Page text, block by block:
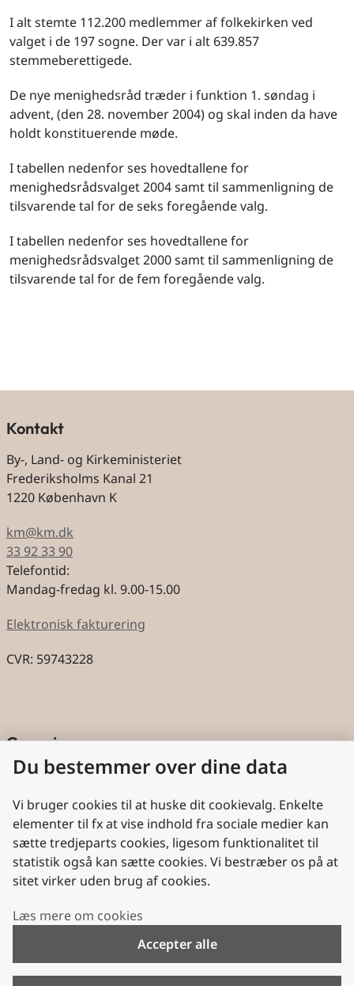
I alt stemte 112.200 medlemmer af folkekirken ved
valget i de 197 sogne. Der var i alt 639.857
stemmeberettigede.
De nye menighedsråd træder i funktion 1. søndag i
advent, (den 28. november 2004) og skal inden da have
holdt konstituerende møde.
I tabellen nedenfor ses hovedtallene for
menighedsrådsvalget 2004 samt til sammenligning de
tilsvarende tal for de seks foregående valg.
I tabellen nedenfor ses hovedtallene for
menighedsrådsvalget 2000 samt til sammenligning de
tilsvarende tal for de fem foregående valg.
Kontakt
By-, Land- og Kirkeministeriet
Frederiksholms Kanal 21
1220 København K
km@km.dk
33 92 33 90
Telefontid:
Mandag-fredag kl. 9.00-15.00
Elektronisk fakturering
CVR: 59743228
Genveje
Cookies
Aktindsigt
Persondatabeskyttelse
Nyttige links
Plan- og Landdistriktsstyrelsen
Folkekirken.dk
Du bestemmer over dine data
Vi bruger cookies til at huske dit cookievalg. Enkelte
elementer til fx at vise indhold fra sociale medier kan
sætte tredjeparts cookies, ligesom funktionalitet til
statistik også kan sætte cookies. Vi bestræber os på at
sitet virker uden brug af cookies.
Læs mere om cookies
Accepter alle